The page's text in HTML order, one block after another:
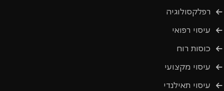
רפלקסולוגיה
עיסוי רפואי
כוסות רוח
עיסוי מקצועי
עיסוי תאילנדי